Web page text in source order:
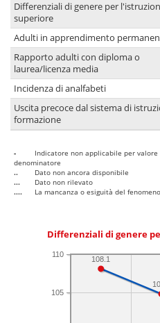
Differenziali di genere per
superiore
Adulti in apprendimento
Rapporto adulti con diploma o
laurea/licenza media
Incidenza di analfabeti
Uscita precoce dal sistema di
formazione
-
Indicatore non applicabile per
denominatore
..
Dato non ancora disponibile
...
Dato non rilevato
....
La mancanza o esiguità del
Differenziali di genere
105
110
108.1